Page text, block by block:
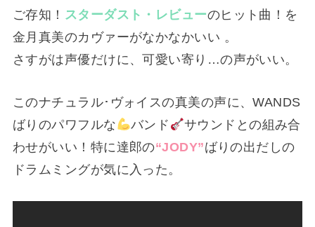
ご存知！ スターダスト・レビューのヒット曲！を
金月真美のカヴァーがなかなかいい 。
さすがは声優だけに、可愛い寄り…の声がいい。
このナチュラル･ヴォイスの真美の声に、WANDS
ばりのパワフルな
バンド
サウンドとの組み合
わせがいい！特に達郎の“JODY”ばりの出だしの
ドラムミングが気に入った。